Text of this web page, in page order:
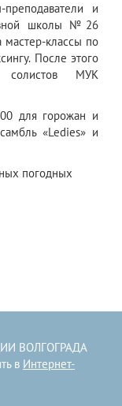
и
школы №26
мастер-классы по
После этого
солистов МУК
для горожан и
«Ledies» и
погодных
ВОЛГОГРАДА
в Интернет-